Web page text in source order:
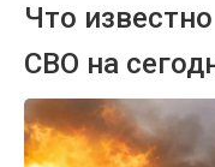
Что
СВО на